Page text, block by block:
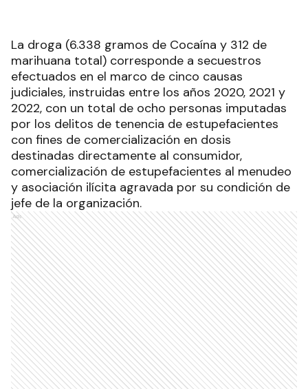
La droga (6.338 gramos de Cocaína y 312 de
marihuana total) corresponde a secuestros
efectuados en el marco de cinco causas
judiciales, instruidas entre los años 2020, 2021 y
2022, con un total de ocho personas imputadas
por los delitos de tenencia de estupefacientes
con fines de comercialización en dosis
destinadas directamente al consumidor,
comercialización de estupefacientes al menudeo
y asociación ilícita agravada por su condición de
jefe de la organización.
Ads